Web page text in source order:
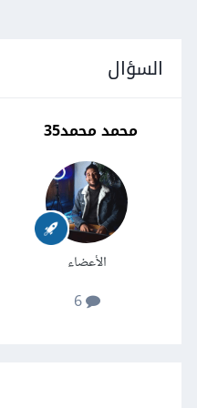
السؤال
محمد محمد35
الأعضاء
6